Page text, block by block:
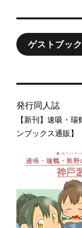
ゲストブック
発行同人誌
【新刊】速吸・
ンブックス通販】